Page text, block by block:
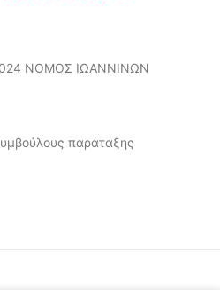
ΝΟΜΟΣ ΙΩΑΝΝΙΝΩΝ
8582
παράταξης